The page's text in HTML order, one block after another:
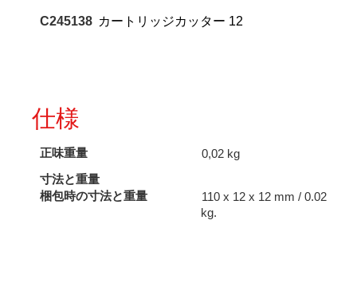
C245138 カートリッジカッター 12
仕様
正味重量
0,02 kg
寸法と重量
梱包時の寸法と重量
110 x 12 x 12 mm / 0.02
kg.